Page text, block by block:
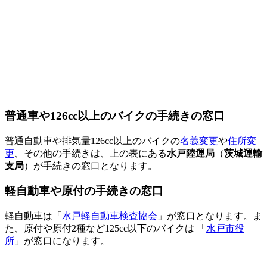
普通車や126cc以上のバイクの手続きの窓口
普通自動車や排気量126cc以上のバイクの名義変更や住所変
更 、その他の手続きは、上の表にある水戸陸運局 （茨城運輸
支局）が手続きの窓口となります。
軽自動車や原付の手続きの窓口
軽自動車は「 水戸軽自動車検査協会 」が窓口となります。ま
た、原付や原付2種など125cc以下のバイクは 「 水戸市役
所 」が窓口になります。